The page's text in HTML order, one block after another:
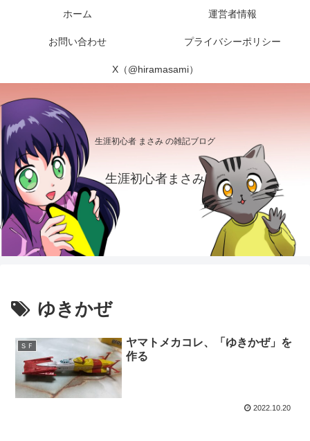
生涯初心者 まさみ の雑記ブログ
生涯初心者まさみ
ホーム 運営者情報
お問い合わせ プライバシーポリシー
X（@hiramasami）
ゆきかぜ
ＳＦ
ヤマトメカコレ、「ゆきかぜ」を
作る
2022.10.20